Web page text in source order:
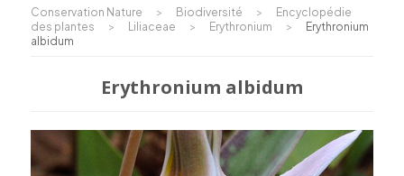
Conservation Nature > Biodiversité >
Encyclopédie
des plantes
> Liliaceae > Erythronium >
Erythronium
albidum
Erythronium albidum